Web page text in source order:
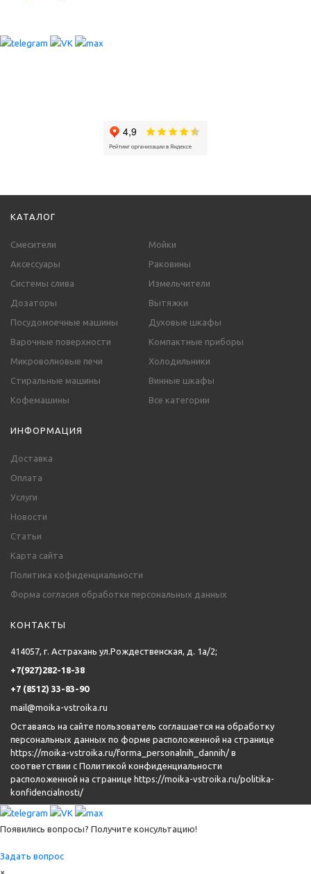
КАТАЛОГ
Смесители
Мойки
Аксессуары
Раковины
Системы слива
Измельчители
Дозаторы
Вытяжки
Посудомоечные машины
Духовые шкафы
Варочные поверхности
Компактные приборы
Микроволновые печи
Холодильники
Стиральные машины
Винные шкафы
Кофемашины
Все категории
ИНФОРМАЦИЯ
Доставка
Оплата
Услуги
Новости
Статьи
Карта сайта
Политика кофиденциальности
Форма согласия обработки персональных данных
КОНТАКТЫ
414057, г. Астрахань ул.Рождественская, д. 1а/2;
+7(927)282-18-38
+7 (8512) 33-83-90
mail@moika-vstroika.ru
Оставаясь на сайте пользователь соглашается на обработку
персональных данных по форме расположенной на странице
https://moika-vstroika.ru/forma_personalnih_dannih/ в
соответствии с Политикой конфиденциальности
расположенной на странице https://moika-vstroika.ru/politika-
konfidencialnosti/
Появились вопросы? Получите консультацию!
Задать вопрос
×